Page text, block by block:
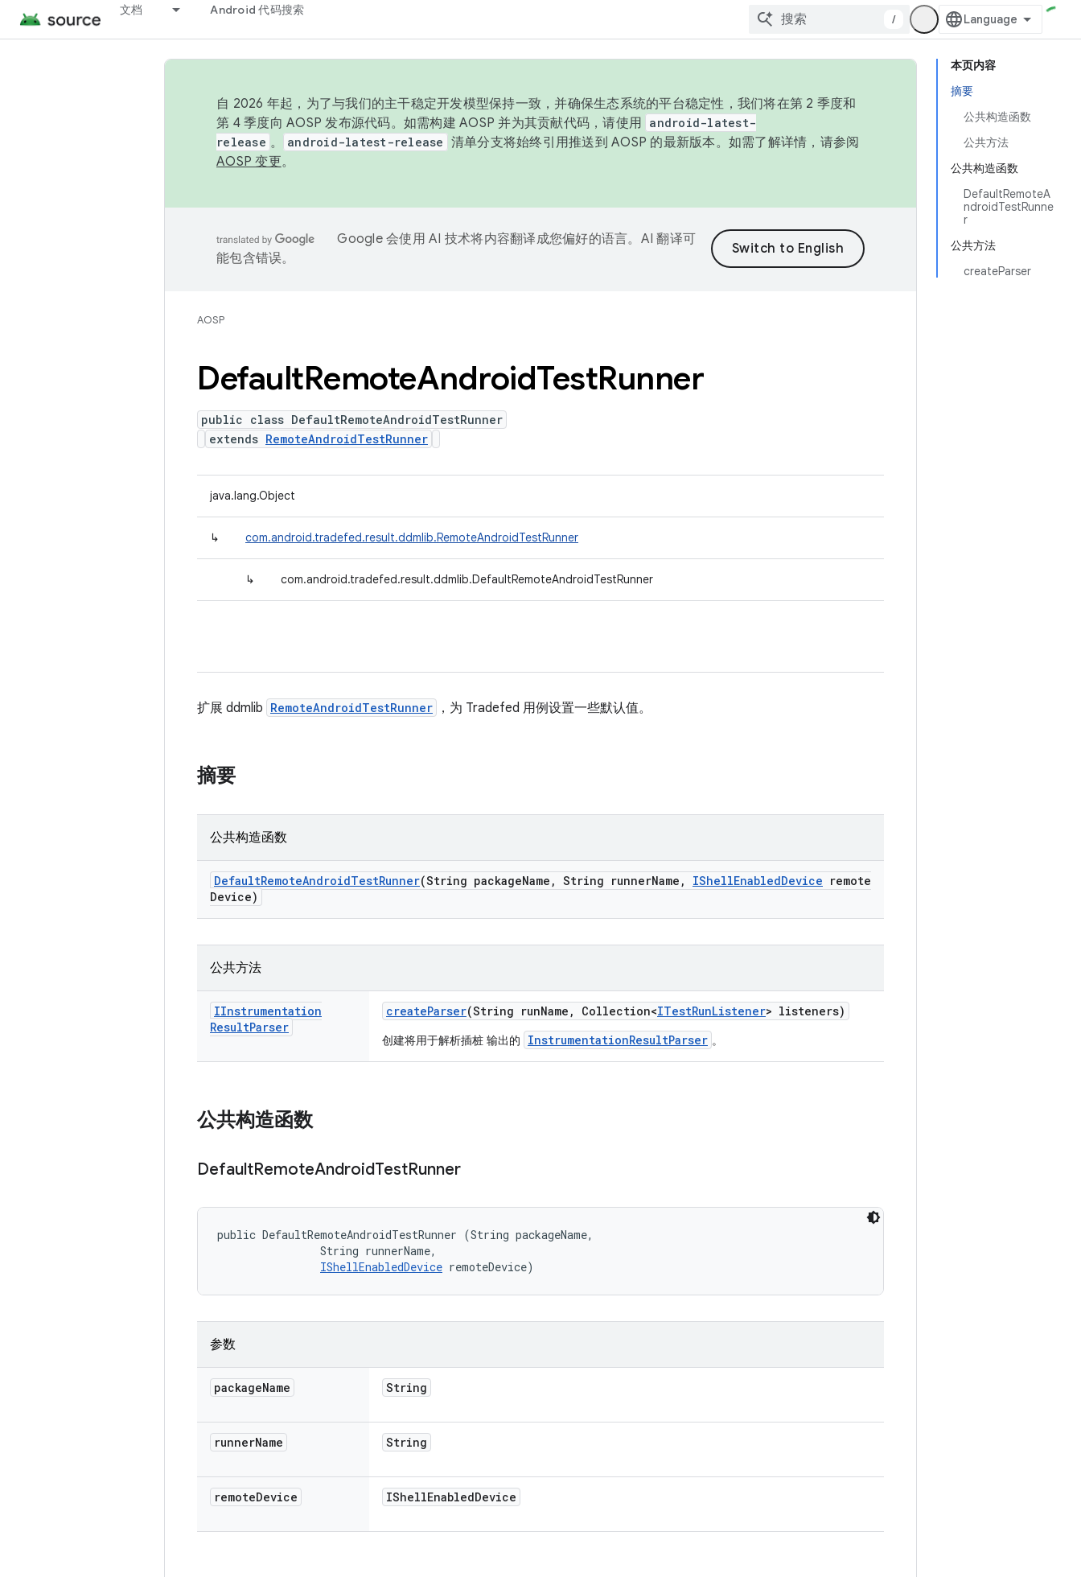
文档 Android 代码搜索
/
本页内容
摘要
公共构造函数
公共方法
公共构造函数
DefaultRemoteA
ndroidTestRunne
r
公共方法
createParser
自 2026 年起，为了与我们的主干稳定开发模型保持一致，并确保生态系统的平台稳定性，我们将在第 2 季度和
第 4 季度向 AOSP 发布源代码。如需构建 AOSP 并为其贡献代码，请使用 android-latest-
release 。 android-latest-release 清单分支将始终引用推送到 AOSP 的最新版本。如需了解详情，请参阅
AOSP 变更。
Google 会使用 AI 技术将内容翻译成您偏好的语言。AI 翻译可
能包含错误。
AOSP
DefaultRemoteAndroidTestRunner
public class DefaultRemoteAndroidTestRunner
extends RemoteAndroidTestRunner
java.lang.Object
↳ com.android.tradefed.result.ddmlib.RemoteAndroidTestRunner
↳ com.android.tradefed.result.ddmlib.DefaultRemoteAndroidTestRunner
扩展 ddmlib RemoteAndroidTestRunner ，为 Tradefed 用例设置一些默认值。
摘要
公共构造函数
DefaultRemoteAndroidTestRunner(String packageName , String runnerName , IShellEnabledDevice remote
Device)
公共方法
IInstrumentation
ResultParser
createParser(String runName , Collection<ITestRunListener> listeners)
创建将用于解析插桩 输出的 InstrumentationResultParser 。
公共构造函数
DefaultRemoteAndroidTestRunner
public DefaultRemoteAndroidTestRunner (String packageName,
                String runnerName,
IShellEnabledDevice remoteDevice)
参数
packageName String
runnerName String
remoteDevice IShellEnabledDevice